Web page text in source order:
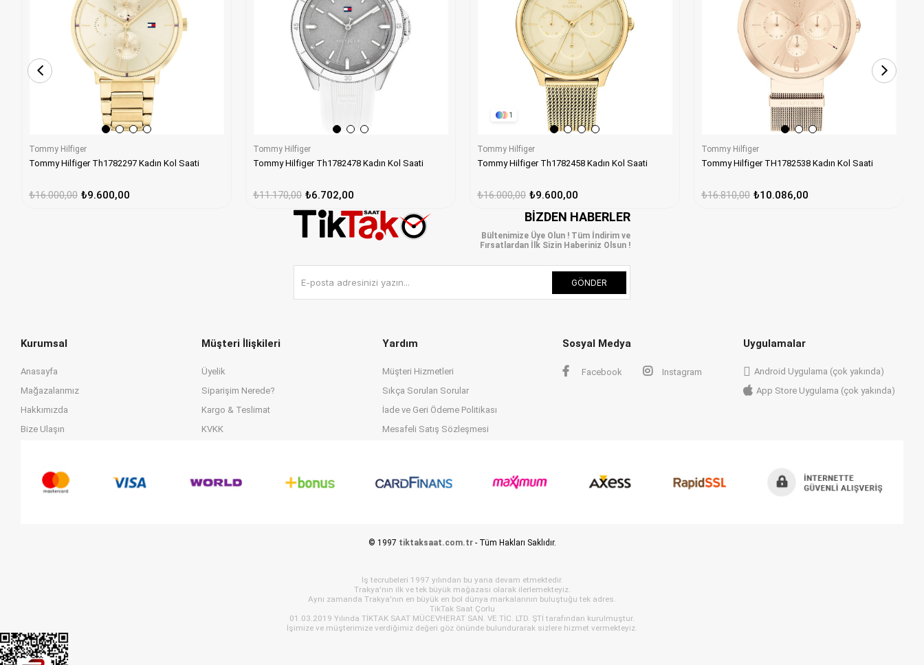
Tommy Hilfiger
Tommy Hilfiger Th1782297 Kadın Kol Saati
₺9.600,00
₺16.000,00
Tommy Hilfiger
Tommy Hilfiger Th1782478 Kadın Kol Saati
₺6.702,00
₺11.170,00
1
Tommy Hilfiger
Tommy Hilfiger Th1782458 Kadın Kol Saati
₺9.600,00
₺16.000,00
Tommy Hilfiger
Tommy Hilfiger TH1782538 Kadın Kol Saati
₺10.086,00
₺16.810,00
BIZDEN HABERLER
Bültenimize Üye Olun ! Tüm İndirim ve
Fırsatlardan İlk Sizin Haberiniz Olsun !
GÖNDER
Kurumsal
Anasayfa
Mağazalarımız
Hakkımızda
Bize Ulaşın
Müşteri İlişkileri
Üyelik
Siparişim Nerede?
Kargo & Teslimat
KVKK
Yardım
Müşteri Hizmetleri
Sıkça Sorulan Sorular
İade ve Geri Ödeme Politikası
Mesafeli Satış Sözleşmesi
Sosyal Medya
Facebook Instagram
Uygulamalar
Android Uygulama (çok yakında)
App Store Uygulama (çok yakında)
© 1997 tiktaksaat.com.tr - Tüm Hakları Saklıdır.
İş tecrubeleri 1997 yılından bu yana devam etmektedir.
Trakya'nın ilk ve tek büyük mağazası olarak ilerlemekteyiz.
Aynı zamanda Trakya'nın en büyük en bol dünya markalarının buluştuğu tek adres.
TikTak Saat Çorlu
01.03.2019 Yılında TİKTAK SAAT MÜCEVHERAT SAN. VE TİC. LTD. ŞTİ tarafından kurulmuştur.
İşimize ve müşterimize verdiğimiz değeri göz önünde bulundurarak sizlere hizmet vermekteyiz.